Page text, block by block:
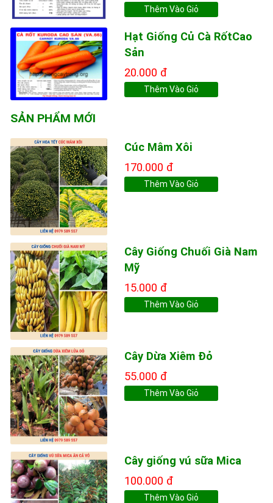
Thêm Vào Giỏ
Hạt Giống Củ Cà RốtCao
Sản
20.000 đ
Thêm Vào Giỏ
SẢN PHẨM MỚI
Cúc Mâm Xôi
170.000 đ
Thêm Vào Giỏ
Cây Giống Chuối Già Nam
Mỹ
15.000 đ
Thêm Vào Giỏ
Cây Dừa Xiêm Đỏ
55.000 đ
Thêm Vào Giỏ
Cây giống vú sữa Mica
100.000 đ
Thêm Vào Giỏ